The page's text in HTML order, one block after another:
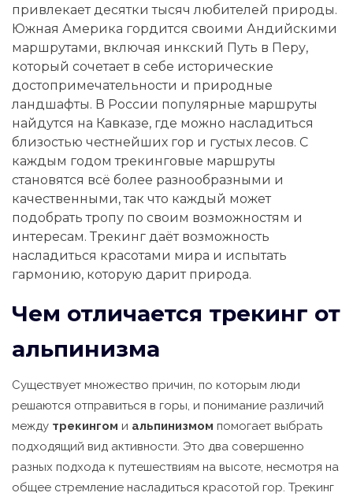
привлекает десятки тысяч любителей природы.
Южная Америка гордится своими Андийскими
маршрутами, включая инкский Путь в Перу,
который сочетает в себе исторические
достопримечательности и природные
ландшафты. В России популярные маршруты
найдутся на Кавказе, где можно насладиться
близостью честнейших гор и густых лесов. С
каждым годом трекинговые маршруты
становятся всё более разнообразными и
качественными, так что каждый может
подобрать тропу по своим возможностям и
интересам. Трекинг даёт возможность
насладиться красотами мира и испытать
гармонию, которую дарит природа.
Чем отличается трекинг от
альпинизма
Существует множество причин, по которым люди
решаются отправиться в горы, и понимание различий
между трекингом и альпинизмом помогает выбрать
подходящий вид активности. Это два совершенно
разных подхода к путешествиям на высоте, несмотря на
общее стремление насладиться красотой гор. Трекинг